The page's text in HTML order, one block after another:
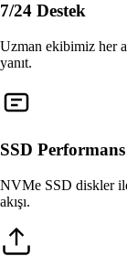
7/24 Destek
Uzman ekibimiz her
yanıt.
SSD Performans
NVMe SSD diskler
akışı.